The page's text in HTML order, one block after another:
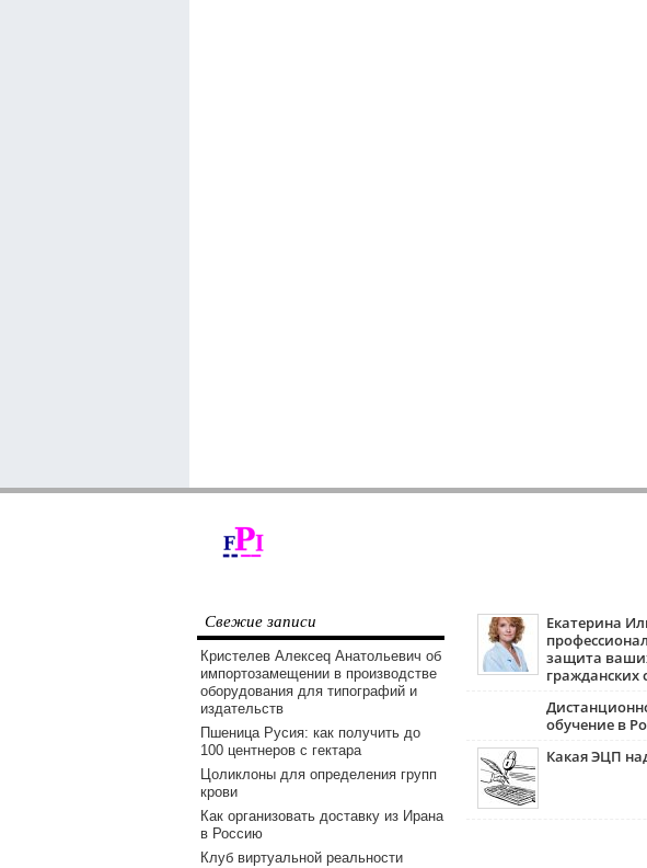
Свежие записи
Кристелев Алексеq Анатольевич об
импортозамещении в производстве
оборудования для типографий и
издательств
Пшеница Русия: как получить до
100 центнеров с гектара
Цоликлоны для определения групп
крови
Как организовать доставку из Ирана
в Россию
Клуб виртуальной реальности
Екатерина
защита
гражданских
обучение в
Какая ЭЦП